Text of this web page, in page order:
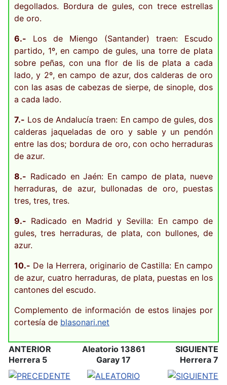
degollados. Bordura de gules, con trece estrellas
de oro.
6.- Los de Miengo (Santander) traen: Escudo
partido, 1º, en campo de gules, una torre de plata
sobre peñas, con una flor de lis de plata a cada
lado, y 2º, en campo de azur, dos calderas de oro
con las asas de cabezas de sierpe, de sinople, dos
a cada lado.
7.- Los de Andalucía traen: En campo de gules, dos
calderas jaqueladas de oro y sable y un pendón
entre las dos; bordura de oro, con ocho herraduras
de azur.
8.- Radicado en Jaén: En campo de plata, nueve
herraduras, de azur, bullonadas de oro, puestas
tres, tres, tres.
9.- Radicado en Madrid y Sevilla: En campo de
gules, tres herraduras, de plata, con bullones, de
azur.
10.- De la Herrera, originario de Castilla: En campo
de azur, cuatro herraduras, de plata, puestas en los
cantones del escudo.
Complemento de información de estos linajes por
cortesía de blasonari.net
ANTERIOR
Herrera 5
Aleatorio 13861
Garay 17
SIGUIENTE
Herrera 7